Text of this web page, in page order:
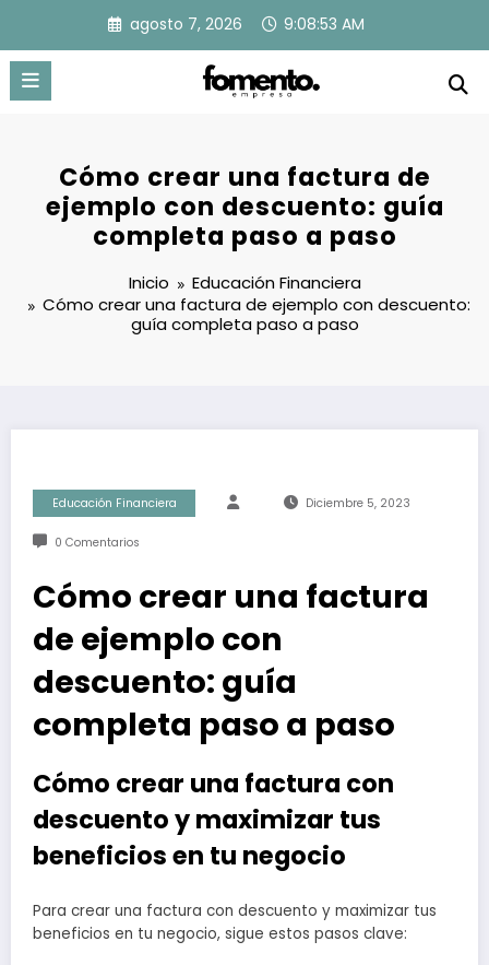
contenido
agosto 7, 2026 9:08:54 AM
Cómo crear una factura de
ejemplo con descuento: guía
completa paso a paso
Inicio
Educación Financiera
Cómo crear una factura de ejemplo con descuento:
guía completa paso a paso
Educación Financiera Diciembre 5, 2023
0 Comentarios
Cómo crear una factura
de ejemplo con
descuento: guía
completa paso a paso
Cómo crear una factura con
descuento y maximizar tus
beneficios en tu negocio
Para crear una factura con descuento y maximizar tus
beneficios en tu negocio, sigue estos pasos clave: